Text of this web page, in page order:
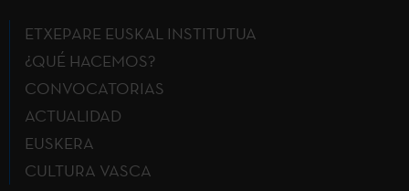
ETXEPARE EUSKAL INSTITUTUA
¿QUÉ HACEMOS?
CONVOCATORIAS
ACTUALIDAD
EUSKERA
CULTURA VASCA